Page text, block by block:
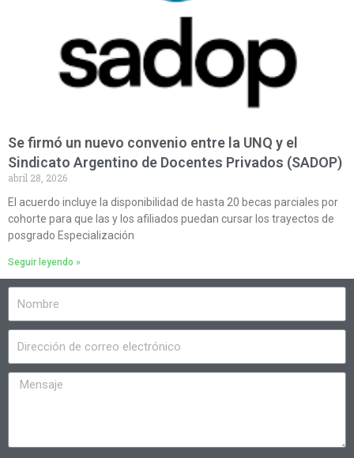
Se firmó un nuevo convenio entre la UNQ y el
Sindicato Argentino de Docentes Privados (SADOP)
abril 28, 2026
El acuerdo incluye la disponibilidad de hasta 20 becas parciales por
cohorte para que las y los afiliados puedan cursar los trayectos de
posgrado Especialización
Seguir leyendo »